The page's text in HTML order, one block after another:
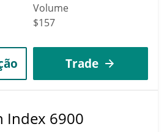
Volume
$157
Trade
Index 6900